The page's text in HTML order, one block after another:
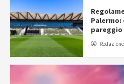
Palermo:
pareggio
Redazione